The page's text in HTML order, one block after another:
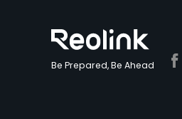
Be Prepared, Be Ahead